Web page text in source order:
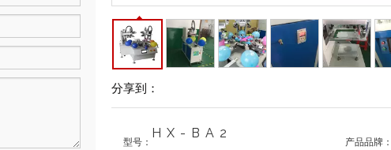
分享到：
型号：
HX-BA2
产品品牌：